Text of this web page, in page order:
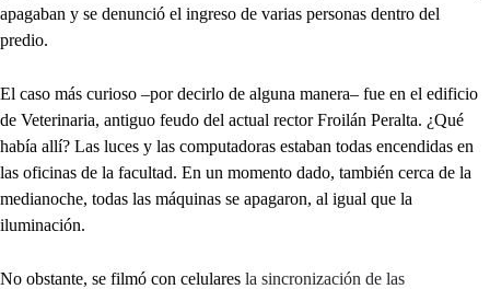
apagaban y se denunció el ingreso de varias personas dentro del
predio.
El caso más curioso –por decirlo de alguna manera– fue en el edificio
de Veterinaria, antiguo feudo del actual rector Froilán Peralta. ¿Qué
había allí? Las luces y las computadoras estaban todas encendidas en
las oficinas de la facultad. En un momento dado, también cerca de la
medianoche, todas las máquinas se apagaron, al igual que la
iluminación.
No obstante, se filmó con celulares la sincronización de las